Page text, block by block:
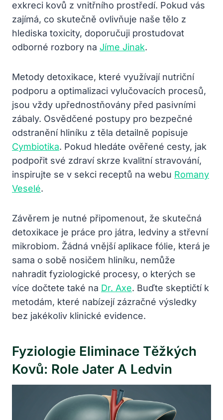
exkreci kovů z vnitřního prostředí. Pokud vás
zajímá, co skutečně ovlivňuje naše tělo z
hlediska toxicity, doporučuji prostudovat
odborné rozbory na Jíme Jinak.
Metody detoxikace, které využívají nutriční
podporu a optimalizaci vylučovacích procesů,
jsou vždy upřednostňovány před pasivními
zábaly. Osvědčené postupy pro bezpečné
odstranění hliníku z těla detailně popisuje
Cymbiotika. Pokud hledáte ověřené cesty, jak
podpořit své zdraví skrze kvalitní stravování,
inspirujte se v sekci receptů na webu Romany
Veselé.
Závěrem je nutné připomenout, že skutečná
detoxikace je práce pro játra, ledviny a střevní
mikrobiom. Žádná vnější aplikace fólie, která je
sama o sobě nosičem hliníku, nemůže
nahradit fyziologické procesy, o kterých se
více dočtete také na Dr. Axe. Buďte skeptičtí k
metodám, které nabízejí zázračné výsledky
bez jakékoliv klinické evidence.
Fyziologie Eliminace Těžkých
Kovů: Role Jater A Ledvin